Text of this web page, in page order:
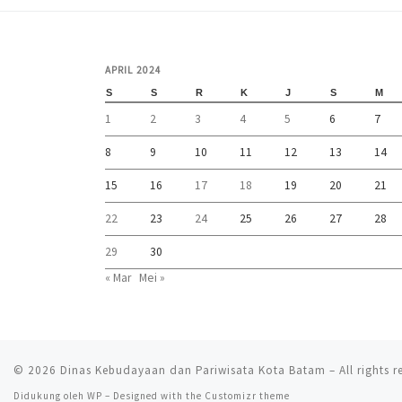
APRIL 2024
S S R K J S M
1 2 3 4 5 6 7
8 9 10 11 12 13 14
15 16 17 18 19 20 21
22 23 24 25 26 27 28
29
30
« Mar Mei »
© 2026 Dinas Kebudayaan dan Pariwisata Kota Batam – All rights
Didukung oleh WP – Designed with the Customizr theme